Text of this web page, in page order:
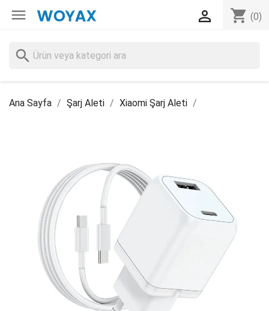
 shopping_cart (0)

search
Ana Sayfa Şarj Aleti Xiaomi Şarj Aleti